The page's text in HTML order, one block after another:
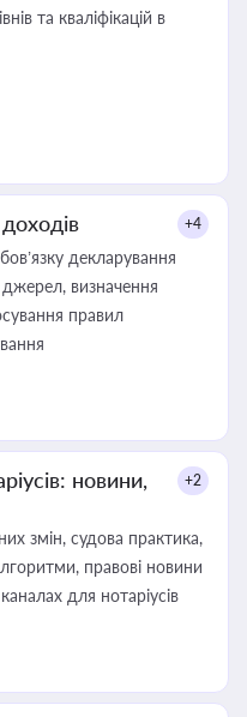
та кваліфікацій в
+4
декларування
визначення
правил
новини,
+2
змін, судова практика,
правові новини
для нотаріусів